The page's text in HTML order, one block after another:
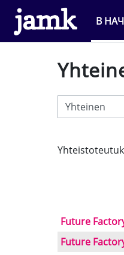
Перейти к основному
В
Категории
Future
Future